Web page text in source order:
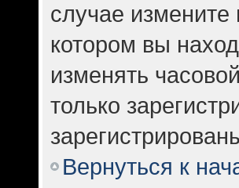
случае измените
котором вы
изменять
только
Вернуться к